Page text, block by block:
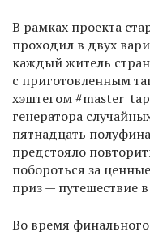
В рамках проекта
проходил в двух
каждый житель
с приготовленным
хэштегом
генератора
пятнадцать
предстояло
побороться за
приз — путешествие
Во время